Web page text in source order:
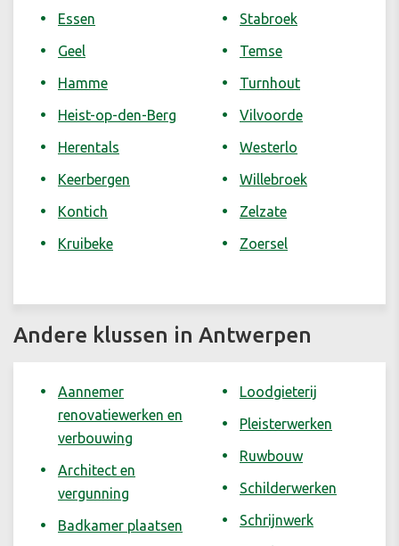
Essen
Geel
Hamme
Heist-op-den-Berg
Herentals
Keerbergen
Kontich
Kruibeke
Stabroek
Temse
Turnhout
Vilvoorde
Westerlo
Willebroek
Zelzate
Zoersel
Andere klussen in Antwerpen
Aannemer
renovatiewerken en
verbouwing
Architect en
vergunning
Badkamer plaatsen
Loodgieterij
Pleisterwerken
Ruwbouw
Schilderwerken
Schrijnwerk